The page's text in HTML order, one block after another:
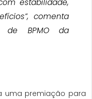
estabilidade,
comenta
de BPMO da
uma premiação para